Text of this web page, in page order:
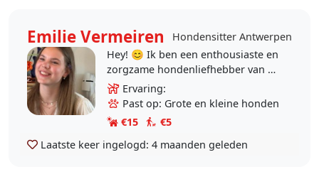
Emilie Vermeiren
Hondensitter Antwerpen
Hey! 😊 Ik ben een enthousiaste en
zorgzame hondenliefhebber van 18
jaar en ik zou heel graag nieuwe
honden in de buurt leren kennen!
Ik heb zelf..
Ervaring:
Past op: Grote en kleine honden
€15
€5
Laatste keer ingelogd: 4 maanden geleden